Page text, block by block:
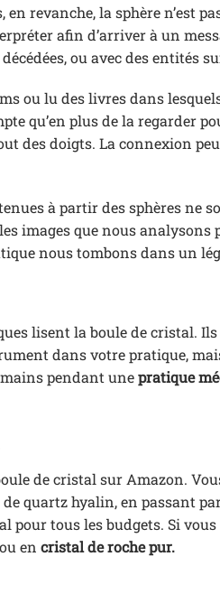
en revanche, la sphère n’est
afin d’arriver à un
ou avec des entités
ou lu des livres dans
qu’en plus de la regarder
des doigts. La connexion
à partir des sphères ne
images que nous
nous tombons dans un
lisent la boule de cristal.
dans votre pratique,
pendant unepratique
de cristal sur Amazon.
quartz hyalin, en passant
pour tous les budgets. Si
en cristal de roche pur.